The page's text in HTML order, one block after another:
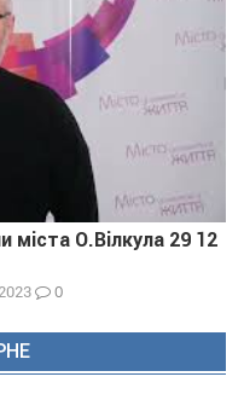
міста О.Вілкула 29 12
0